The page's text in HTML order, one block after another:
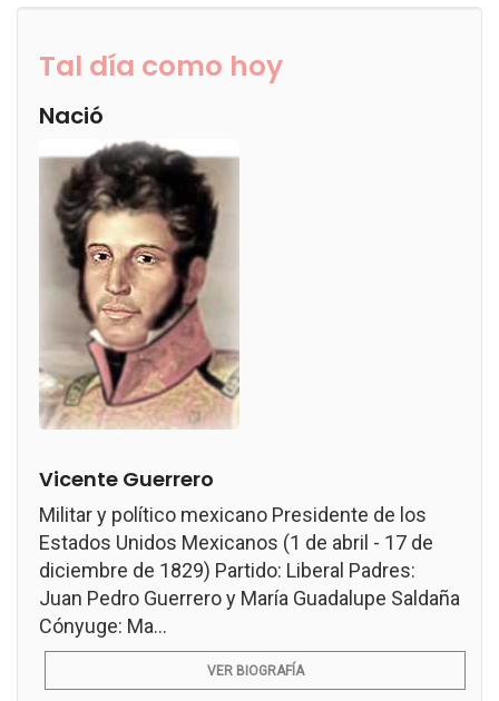
Tal día como hoy
Nació
Vicente Guerrero
Militar y político mexicano Presidente de los
Estados Unidos Mexicanos (1 de abril - 17 de
diciembre de 1829) Partido: Liberal Padres:
Juan Pedro Guerrero y María Guadalupe Saldaña
Cónyuge: Ma...
VER BIOGRAFÍA